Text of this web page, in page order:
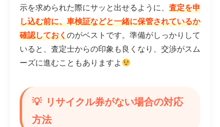
示を求められた際にサッと出せるように、 査定を申
し込む前に、車検証などと一緒に保管されているか
確認しておくのがベストです。準備がしっかりして
いると、査定士からの印象も良くなり、交渉がスム
ーズに進むこともありますよ
リサイクル券がない場合の対応
方法